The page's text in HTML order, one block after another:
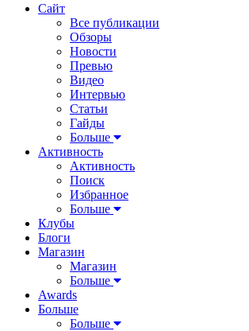
Сайт
Все публикации
Обзоры
Новости
Превью
Видео
Интервью
Статьи
Гайды
Больше
Активность
Активность
Поиск
Избранное
Больше
Клубы
Блоги
Магазин
Магазин
Больше
Awards
Больше
Больше